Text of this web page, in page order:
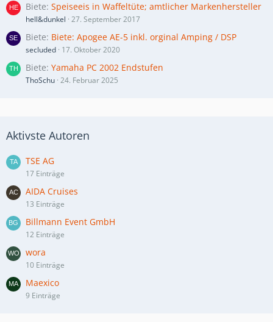
Biete Speiseeis in Waffeltüte; amtlicher Markenhersteller
hell&dunkel 27. September 2017
Biete Biete: Apogee AE-5 inkl. orginal Amping / DSP
secluded 17. Oktober 2020
Biete Yamaha PC 2002 Endstufen
ThoSchu 24. Februar 2025
Aktivste Autoren
TSE AG
17 Einträge
AIDA Cruises
13 Einträge
Billmann Event GmbH
12 Einträge
wora
10 Einträge
Maexico
9 Einträge